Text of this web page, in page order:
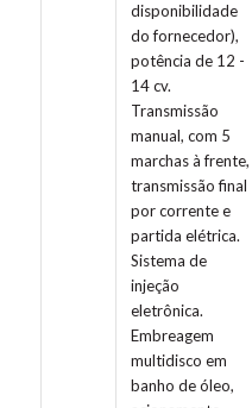
disponibilidade
do fornecedor),
potência de 12 -
14 cv.
Transmissão
manual, com 5
marchas à frente,
transmissão final
por corrente e
partida elétrica.
Sistema de
injeção
eletrônica.
Embreagem
multidisco em
banho de óleo,